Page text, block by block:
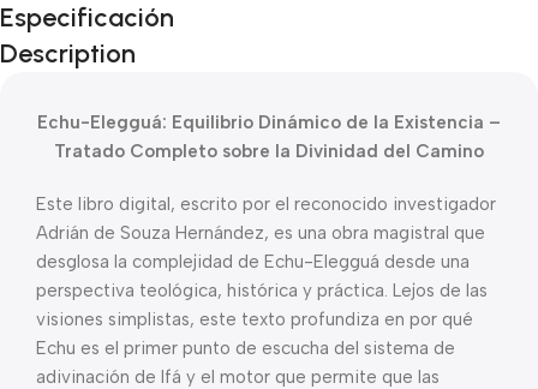
Blowout!
Especificación
Description
Echu-Elegguá: Equilibrio Dinámico de la Existencia –
Tratado Completo sobre la Divinidad del Camino
Este libro digital, escrito por el reconocido investigador
Adrián de Souza Hernández, es una obra magistral que
desglosa la complejidad de Echu-Elegguá desde una
perspectiva teológica, histórica y práctica. Lejos de las
visiones simplistas, este texto profundiza en por qué
Echu es el primer punto de escucha del sistema de
adivinación de Ifá y el motor que permite que las